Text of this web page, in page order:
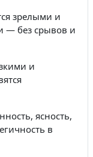
зрелыми и
— без срывов и
и
ясность,
в